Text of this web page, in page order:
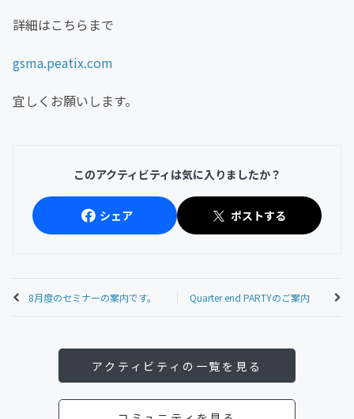
詳細はこちらまで
gsma.peatix.com
宜しくお願いします。
このアクティビティは気に入りましたか？
シェア ポストする
8月度のセミナーの案内です。 Quarter end PARTYのご案内
アクティビティの一覧を見る